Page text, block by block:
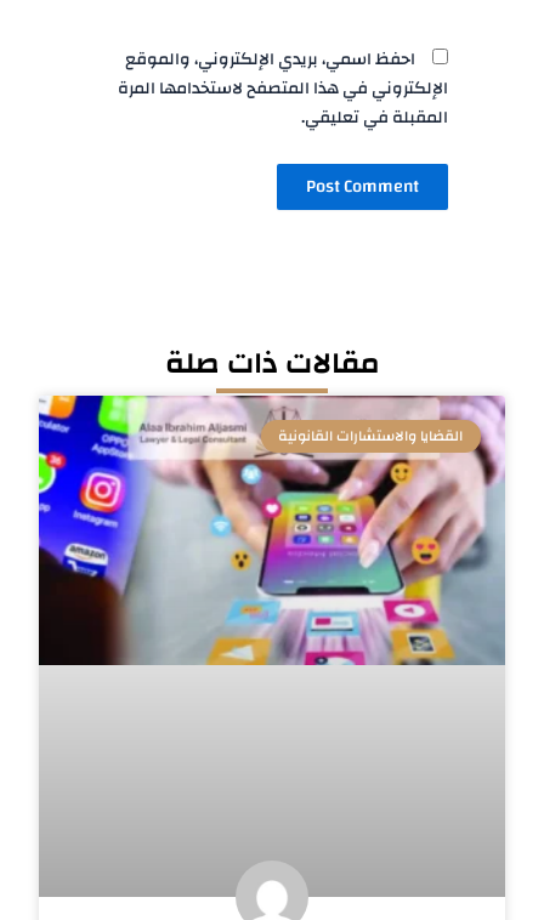
احفظ اسمي، بريدي الإلكتروني، والموقع
الإلكتروني في هذا المتصفح لاستخدامها المرة
المقبلة في تعليقي.
مقالات ذات صلة
القضايا والاستشارات القانونية